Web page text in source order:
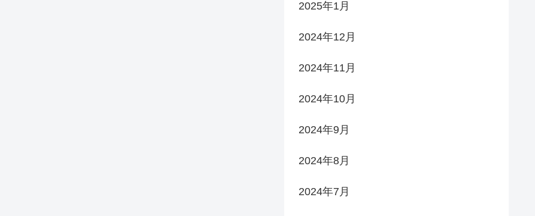
2025年1月
2024年12月
2024年11月
2024年10月
2024年9月
2024年8月
2024年7月